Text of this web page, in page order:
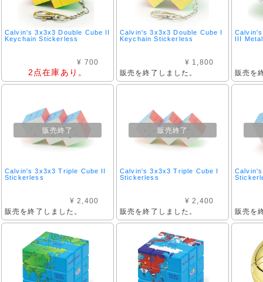
Calvin's 3x3x3 Double Cube II
Keychain Stickerless
¥ 700
2点在庫あり。
Calvin's 3x3x3 Double Cube I
Keychain Stickerless
¥ 1,800
販売を終了しました。
III
販売を
販売終了
Calvin's 3x3x3 Triple Cube II
Stickerless
¥ 2,400
販売を終了しました。
販売終了
Calvin's 3x3x3 Triple Cube I
Stickerless
¥ 2,400
販売を終了しました。 販売を